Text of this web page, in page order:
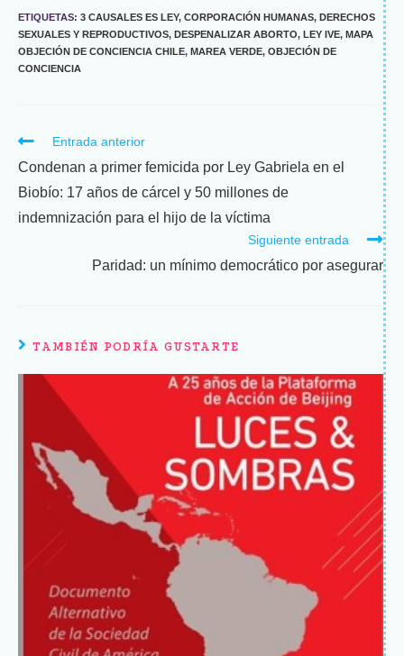
ETIQUETAS: 3 CAUSALES ES LEY, CORPORACIÓN HUMANAS, DERECHOS
SEXUALES Y REPRODUCTIVOS, DESPENALIZAR ABORTO, LEY IVE, MAPA
OBJECIÓN DE CONCIENCIA CHILE, MAREA VERDE, OBJECIÓN DE
CONCIENCIA
Entrada anterior
Condenan a primer femicida por Ley Gabriela en el
Biobío: 17 años de cárcel y 50 millones de
indemnización para el hijo de la víctima
Siguiente entrada
Paridad: un mínimo democrático por asegurar
TAMBIÉN PODRÍA GUSTARTE